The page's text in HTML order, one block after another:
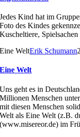
Jedes Kind hat im
Foto des Kindes
Kuscheltiere, Spielsachen
Eine WeltErik Schumann
Eine Welt
Uns geht es in
Millionen Menschen
mit diesen Menschen
Welt als Eine Welt (z.B.
(www.misereor.de) im